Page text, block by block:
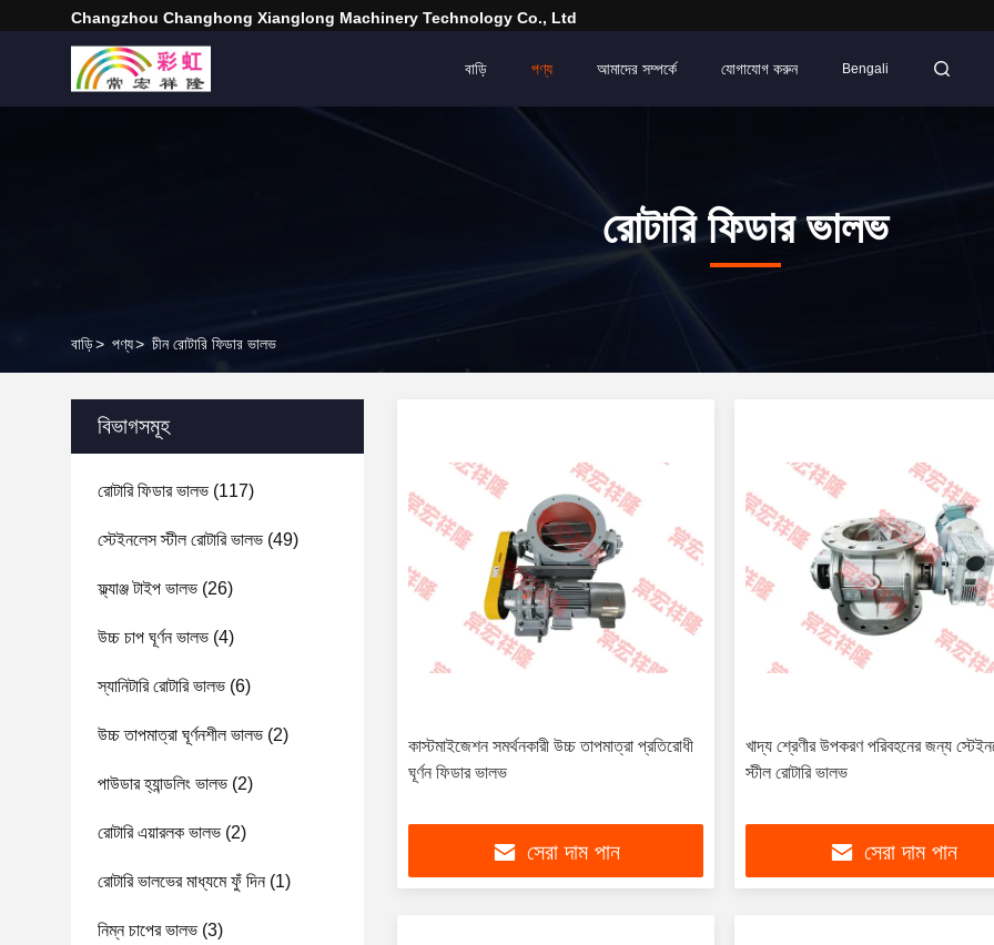
Changzhou Changhong Xianglong Machinery Technology Co., Ltd
বাড়ি পণ্য আমাদের সম্পর্কে যোগাযোগ করুন Bengali
রোটারি ফিডার ভালভ
বাড়ি> পণ্য> চীন রোটারি ফিডার ভালভ
বিভাগসমূহ
রোটারি ফিডার ভালভ (117)
স্টেইনলেস স্টীল রোটারি ভালভ (49)
ফ্ল্যাঞ্জ টাইপ ভালভ (26)
উচ্চ চাপ ঘূর্ণন ভালভ (4)
স্যানিটারি রোটারি ভালভ (6)
উচ্চ তাপমাত্রা ঘূর্ণনশীল ভালভ (2)
পাউডার হ্যান্ডলিং ভালভ (2)
রোটারি এয়ারলক ভালভ (2)
রোটারি ভালভের মাধ্যমে ফুঁ দিন(1)
নিম্ন চাপের ভালভ (3)
কাস্টমাইজেশন সমর্থনকারী উচ্চ তাপমাত্রা প্রতিরোধী
ঘূর্ণন ফিডার ভালভ
সেরা দাম পান
খাদ্য শ্রেণীর উপকরণ পরিবহনের জন্য
স্টীল রোটারি ভালভ
সেরা দাম পান